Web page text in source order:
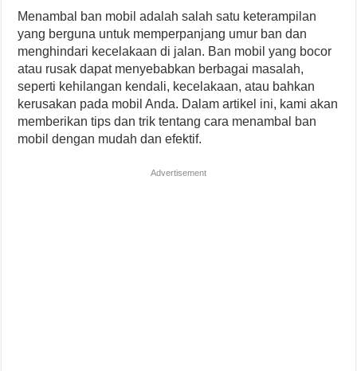
Menambal ban mobil adalah salah satu keterampilan
yang berguna untuk memperpanjang umur ban dan
menghindari kecelakaan di jalan. Ban mobil yang bocor
atau rusak dapat menyebabkan berbagai masalah,
seperti kehilangan kendali, kecelakaan, atau bahkan
kerusakan pada mobil Anda. Dalam artikel ini, kami akan
memberikan tips dan trik tentang cara menambal ban
mobil dengan mudah dan efektif.
Advertisement